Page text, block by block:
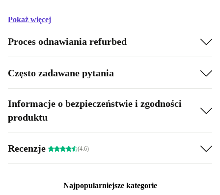
Pokaż więcej
Proces odnawiania refurbed
Często zadawane pytania
Informacje o bezpieczeństwie i zgodności
produktu
Recenzje (4.6)
Najpopularniejsze kategorie